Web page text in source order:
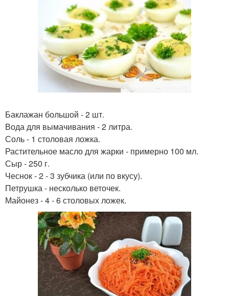
Баклажан большой - 2 шт.
Вода для вымачивания - 2 литра.
Соль - 1 столовая ложка.
Растительное масло для жарки - примерно 100 мл.
Сыр - 250 г.
Чеснок - 2 - 3 зубчика (или по вкусу).
Петрушка - несколько веточек.
Майонез - 4 - 6 столовых ложек.